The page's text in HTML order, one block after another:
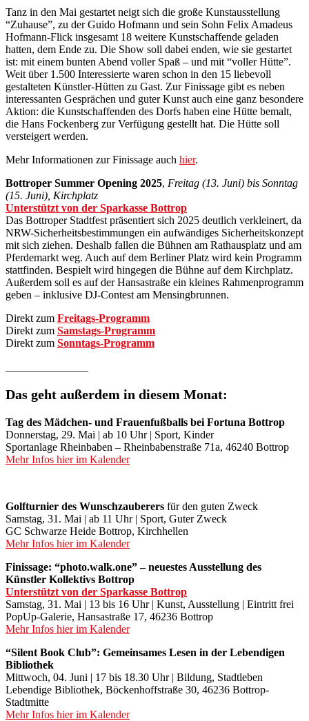
Tanz in den Mai gestartet neigt sich die große Kunstausstellung
“Zuhause”, zu der Guido Hofmann und sein Sohn Felix Amadeus
Hofmann-Flick insgesamt 18 weitere Kunstschaffende geladen
hatten, dem Ende zu. Die Show soll dabei enden, wie sie gestartet
ist: mit einem bunten Abend voller Spaß – und mit “voller Hütte”.
Weit über 1.500 Interessierte waren schon in den 15 liebevoll
gestalteten Künstler-Hütten zu Gast. Zur Finissage gibt es neben
interessanten Gesprächen und guter Kunst auch eine ganz besondere
Aktion: die Kunstschaffenden des Dorfs haben eine Hütte bemalt,
die Hans Fockenberg zur Verfügung gestellt hat. Die Hütte soll
versteigert werden.
Mehr Informationen zur Finissage auch hier.
Bottroper Summer Opening 2025, Freitag (13. Juni) bis Sonntag
(15. Juni), Kirchplatz
Unterstützt von der Sparkasse Bottrop
Das Bottroper Stadtfest präsentiert sich 2025 deutlich verkleinert, da
NRW-Sicherheitsbestimmungen ein aufwändiges Sicherheitskonzept
mit sich ziehen. Deshalb fallen die Bühnen am Rathausplatz und am
Pferdemarkt weg. Auch auf dem Berliner Platz wird kein Programm
stattfinden. Bespielt wird hingegen die Bühne auf dem Kirchplatz.
Außerdem soll es auf der Hansastraße ein kleines Rahmenprogramm
geben – inklusive DJ-Contest am Mensingbrunnen.
Direkt zum Freitags-Programm
Direkt zum Samstags-Programm
Direkt zum Sonntags-Programm
Das geht außerdem in diesem Monat:
Tag des Mädchen- und Frauenfußballs bei Fortuna Bottrop
Donnerstag, 29. Mai | ab 10 Uhr | Sport, Kinder
Sportanlage Rheinbaben – Rheinbabenstraße 71a, 46240 Bottrop
Mehr Infos hier im Kalender
Golfturnier des Wunschzauberers für den guten Zweck
Samstag, 31. Mai | ab 11 Uhr | Sport, Guter Zweck
GC Schwarze Heide Bottrop, Kirchhellen
Mehr Infos hier im Kalender
Finissage: “photo.walk.one” – neuestes Ausstellung des
Künstler Kollektivs Bottrop
Unterstützt von der Sparkasse Bottrop
Samstag, 31. Mai | 13 bis 16 Uhr | Kunst, Ausstellung | Eintritt frei
PopUp-Galerie, Hansastraße 17, 46236 Bottrop
Mehr Infos hier im Kalender
“Silent Book Club”: Gemeinsames Lesen in der Lebendigen
Bibliothek
Mittwoch, 04. Juni | 17 bis 18.30 Uhr | Bildung, Stadtleben
Lebendige Bibliothek, Böckenhoffstraße 30, 46236 Bottrop-
Stadtmitte
Mehr Infos hier im Kalender